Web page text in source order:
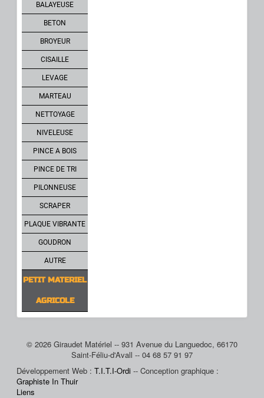
BALAYEUSE
BETON
BROYEUR
CISAILLE
LEVAGE
MARTEAU
NETTOYAGE
NIVELEUSE
PINCE A BOIS
PINCE DE TRI
PILONNEUSE
SCRAPER
PLAQUE VIBRANTE
GOUDRON
AUTRE
PETIT MATERIEL
AGRICOLE
© 2026 Giraudet Matériel -- 931 Avenue du Languedoc, 66170
Saint-Féliu-d'Avall -- 04 68 57 91 97
Développement Web : T.I.T.I-Ordi -- Conception graphique :
Graphiste In Thuir
Liens